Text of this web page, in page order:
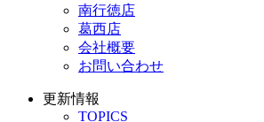
南行徳店
葛西店
会社概要
お問い合わせ
更新情報
TOPICS